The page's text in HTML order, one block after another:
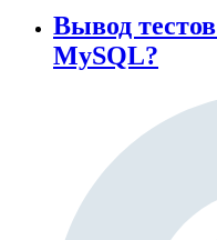
Вывод
MySQL?